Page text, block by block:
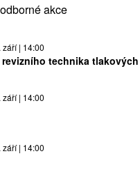
akce
září | 14:00
revizního technika
září | 14:00
září | 14:00